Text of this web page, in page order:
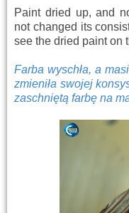
Paint dried up, and
not changed its
see the dried paint on
Farba wyschła, a
zmieniła swojej
zaschniętą farbę na